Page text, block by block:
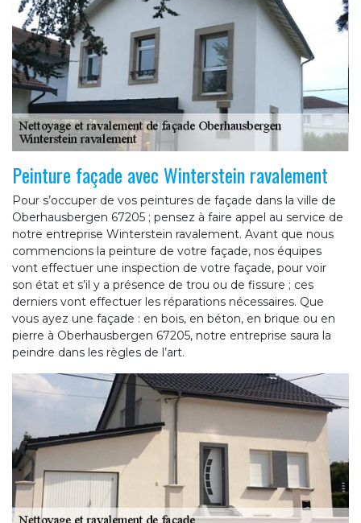
Peinture façade avec Winterstein ravalement
Pour s’occuper de vos peintures de façade dans la ville de
Oberhausbergen 67205 ; pensez à faire appel au service de
notre entreprise Winterstein ravalement. Avant que nous
commencions la peinture de votre façade, nos équipes
vont effectuer une inspection de votre façade, pour voir
son état et s’il y a présence de trou ou de fissure ; ces
derniers vont effectuer les réparations nécessaires. Que
vous ayez une façade : en bois, en béton, en brique ou en
pierre à Oberhausbergen 67205, notre entreprise saura la
peindre dans les règles de l’art.